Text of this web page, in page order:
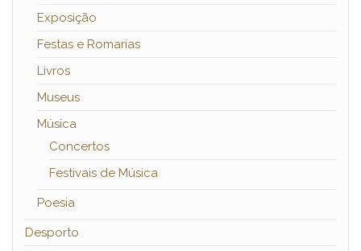
Exposição
Festas e Romarias
Livros
Museus
Música
Concertos
Festivais de Música
Poesia
Desporto